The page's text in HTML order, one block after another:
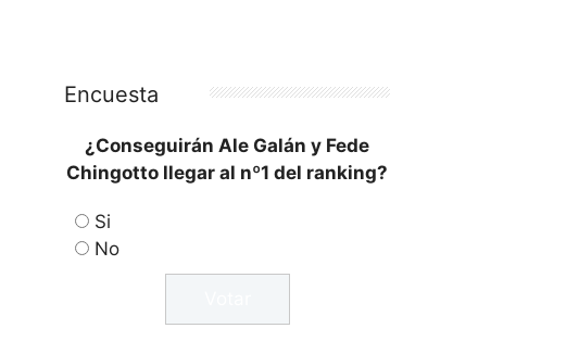
Encuesta
¿Conseguirán Ale Galán y Fede
Chingotto llegar al nº1 del ranking?
Si
No